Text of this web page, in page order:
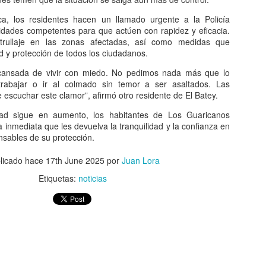
los residentes hacen un llamado urgente a la Policía
competentes para que actúen con rapidez y eficacia.
en las zonas afectadas, así como medidas que
y protección de todos los ciudadanos.
de vivir con miedo. No pedimos nada más que lo
o ir al colmado sin temor a ser asaltados. Las
este clamor”, afirmó otro residente de El Batey.
sigue en aumento, los habitantes de Los Guaricanos
inmediata que les devuelva la tranquilidad y la confianza en
de su protección.
hace 17th June 2025por Juan Lora
Etiquetas: noticias
elegidos para representar al pueblo con responsabilidad,
solo debe contemplarse cuando exista una justificación
excepcional, y no como una respuesta a presiones o
Dominicana no necesita más divisiones territoriales; necesita
recursos públicos y decisiones que contribuyan al bienestar de